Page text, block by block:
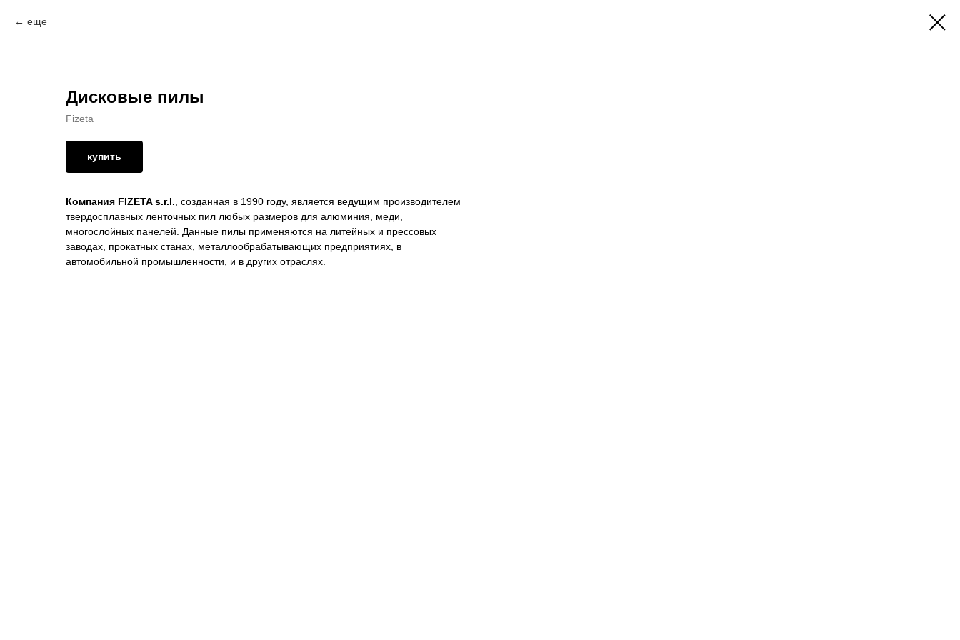
еще
Дисковые пилы
Fizeta
купить
Компания FIZETA s.r.l. , созданная в 1990 году, является ведущим производителем
твердосплавных ленточных пил любых размеров для алюминия, меди,
многослойных панелей. Данные пилы применяются на литейных и прессовых
заводах, прокатных станах, металлообрабатывающих предприятиях, в
автомобильной промышленности, и в других отраслях.